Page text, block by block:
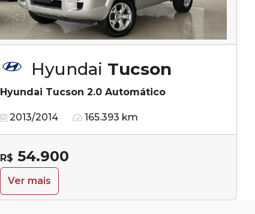
Hyundai Tucson
Hyundai Tucson 2.0 Automático
2013/2014 165.393 km
R$ 54.900
Ver mais